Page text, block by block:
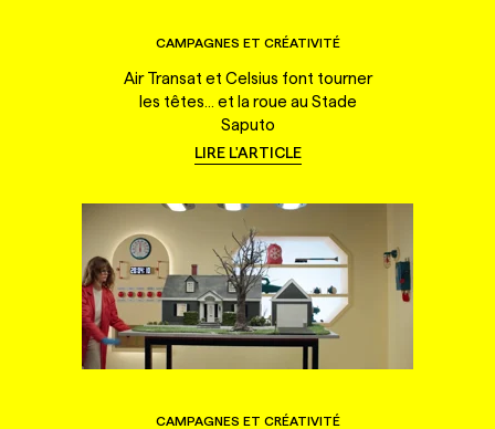
CAMPAGNES ET CRÉATIVITÉ
Air Transat et Celsius font tourner
les têtes... et la roue au Stade
Saputo
LIRE L'ARTICLE
CAMPAGNES ET CRÉATIVITÉ